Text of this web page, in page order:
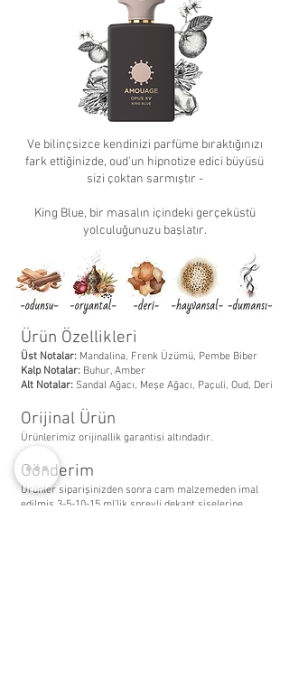
Ve bilinçsizce kendinizi parfüme bıraktığınızı
fark ettiğinizde, oud'un hipnotize edici büyüsü
sizi çoktan sarmıştır -
King Blue, bir masalın içindeki gerçeküstü
yolculuğunuzu başlatır.
Ürün Özellikleri
Üst Notalar: Mandalina, Frenk Üzümü, Pembe Biber
Kalp Notalar: Buhur, Amber
Alt Notalar: Sandal Ağacı, Meşe Ağacı, Paçuli, Oud, Deri
Orijinal Ürün
Ürünlerimiz orijinallik garantisi altındadır.
Gönderim
Ürünler siparişinizden sonra cam malzemeden imal
edilmiş 3-5-10-15 ml’lik spreyli dekant şişelerine